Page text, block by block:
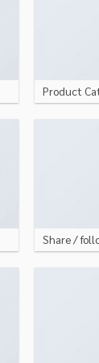
Product
Share /